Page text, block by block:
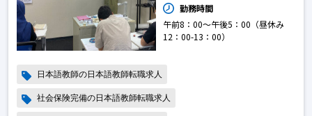
勤務時間
午前8：00～午後5：00（昼休み
12：00-13：00）
日本語教師の日本語教師転職求人
社会保険完備の日本語教師転職求人